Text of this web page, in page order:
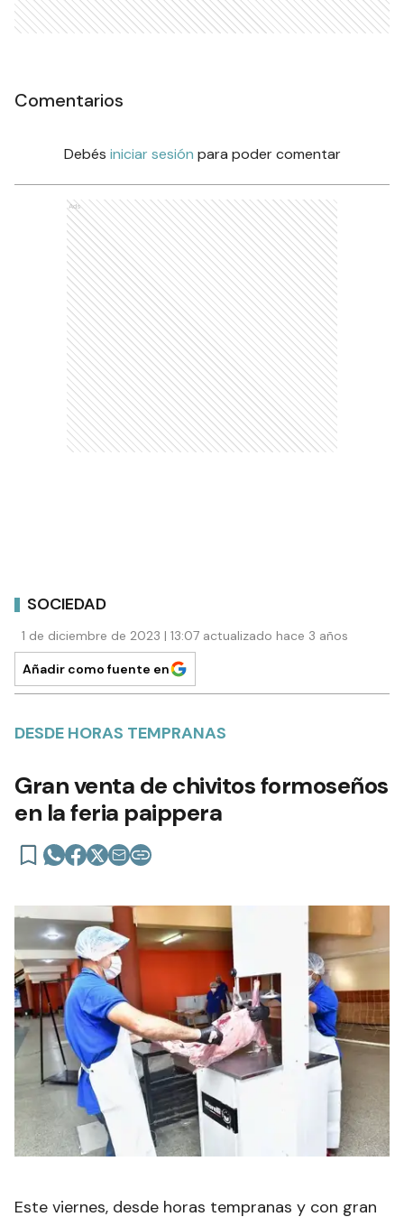
Comentarios
Debés iniciar sesión para poder comentar
Ads
SOCIEDAD
1 de diciembre de 2023 | 13:07 actualizado hace 3 años
Añadir como fuente en
DESDE HORAS TEMPRANAS
Gran venta de chivitos formoseños
en la feria paippera
Este viernes, desde horas tempranas y con gran